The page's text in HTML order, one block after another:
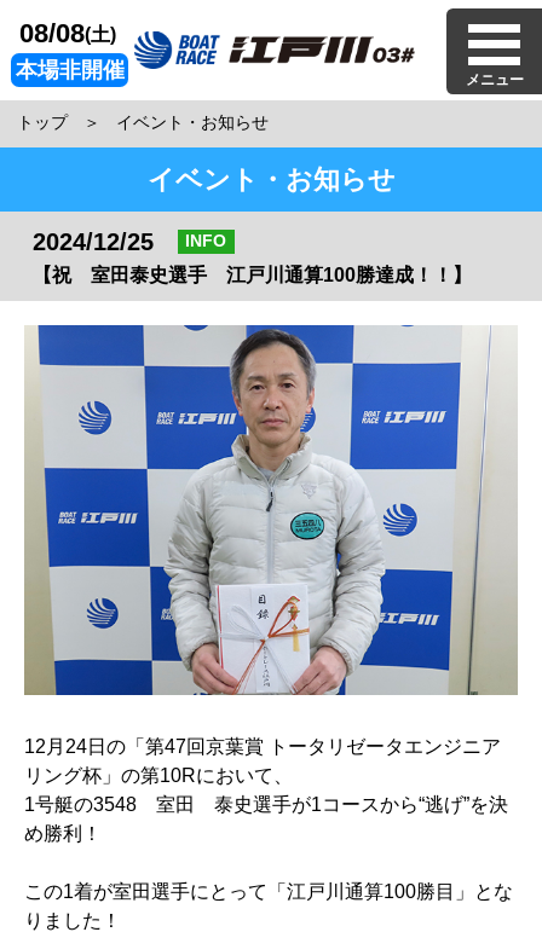
08/08(土)
本場非開催 メニュー
トップ イベント・お知らせ
イベント・お知らせ
2024/12/25 INFO
【祝 室田泰史選手 江戸川通算100勝達成！！】
12月24日の「第47回京葉賞 トータリゼータエンジニア
リング杯」の第10Rにおいて、
1号艇の3548 室田 泰史選手が1コースから“逃げ”を決
め勝利！
この1着が室田選手にとって「江戸川通算100勝目」とな
りました！